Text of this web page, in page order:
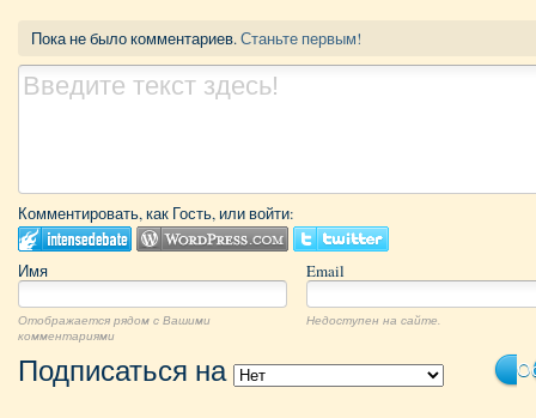
Пока не было комментариев.Станьте первым!
Комментировать, как Гость, или войти:
Имя Email
Отображается рядом с Вашими
комментариями
Недоступен на сайте.
Подписаться на